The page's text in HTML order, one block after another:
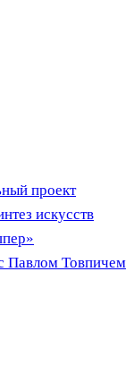
проект
искусств
Павлом Товпичем